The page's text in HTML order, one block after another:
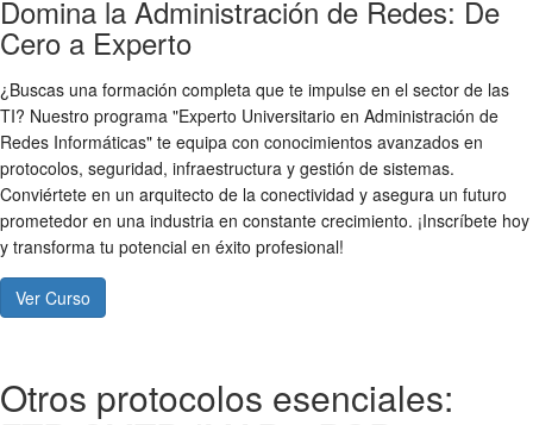
Domina la Administración de Redes: De
Cero a Experto
¿Buscas una formación completa que te impulse en el sector de las
TI? Nuestro programa "Experto Universitario en Administración de
Redes Informáticas" te equipa con conocimientos avanzados en
protocolos, seguridad, infraestructura y gestión de sistemas.
Conviértete en un arquitecto de la conectividad y asegura un futuro
prometedor en una industria en constante crecimiento. ¡Inscríbete hoy
y transforma tu potencial en éxito profesional!
Ver Curso
Otros protocolos esenciales: